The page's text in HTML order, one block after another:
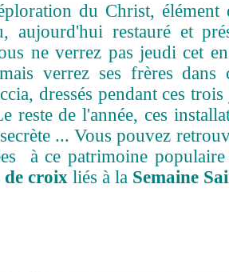
du Christ, élément
aujourd'hui restauré et
ne verrez pas jeudi cet
verrez ses frères dans
dressés pendant ces
reste de l'année, ces
... Vous pouvez
à ce patrimoine
de croix liés à la Semaine